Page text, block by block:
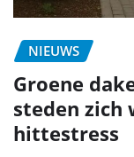
NIEUWS
Groene
steden zich
hittestress